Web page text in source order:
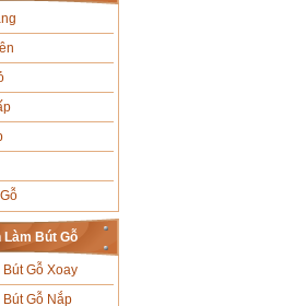
Làm Bút Gỗ
Gỗ Xoay
Gỗ Nắp